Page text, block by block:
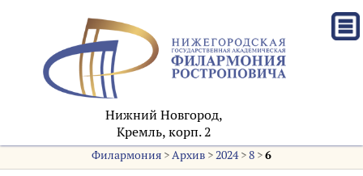
Нижний Новгород,
Кремль, корп. 2
Филармония>Архив>2024>8>6